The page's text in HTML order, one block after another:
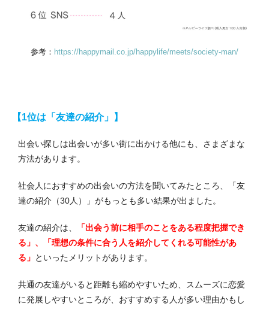
参考： https://happymail.co.jp/happylife/meets/society-man/
【1位は「友達の紹介」】
出会い探しは出会いが多い街に出かける他にも、さまざまな
方法があります。
社会人におすすめの出会いの方法を聞いてみたところ、「友
達の紹介（30人）」がもっとも多い結果が出ました。
友達の紹介は、
「出会う前に相手のことをある程度把握でき
る」、「理想の条件に合う人を紹介してくれる可能性があ
る」 といったメリットがあります。
共通の友達がいると距離も縮めやすいため、スムーズに恋愛
に発展しやすいところが、おすすめする人が多い理由かもし